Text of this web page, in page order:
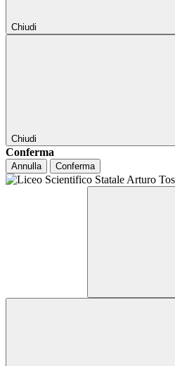
Chiudi
Chiudi
Conferma
Annulla Conferma